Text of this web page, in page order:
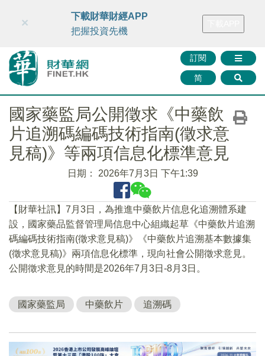
財華智庫網 FINTV FINMETA 財華證券 媒體矩陣
訂閱
简
×
下載財華財經APP
把握投資先機
國家藥監局公開徵求《中藥飲
片追溯碼編碼技術指南(徵求意
見稿)》等兩項信息化標準意見
日期： 2026年7月3日 下午1:39
【財華社訊】7月3日，為推進中藥飲片信息化追溯體系建
設，國家藥品監督管理局信息中心組織起草《中藥飲片追溯
碼編碼技術指南(徵求意見稿)》《中藥飲片追溯基本數據集
(徵求意見稿)》兩項信息化標準，現向社會公開徵求意見。
公開徵求意見的時間是2026年7月3日-8月3日。
國家藥監局 中藥飲片 追溯碼